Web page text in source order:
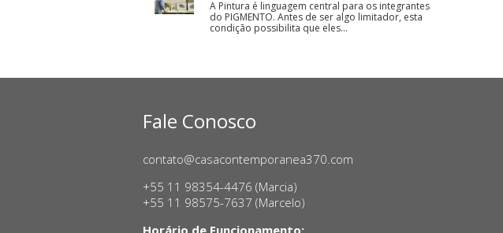
A Pintura é linguagem central para os integrantes
do PIGMENTO. Antes de ser algo limitador, esta
condição possibilita que eles…
Fale Conosco
contato@casacontemporanea370.com
+55 11 98354-4476 (Marcia)
+55 11 98575-7637 (Marcelo)
Horário de Funcionamento: